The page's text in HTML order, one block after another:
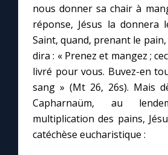
nous donner sa chair à
réponse, Jésus la donnera
Saint, quand, prenant le
dira : « Prenez et mangez ;
livré pour vous. Buvez-en
sang » (Mt 26, 26s). Mais
Capharnaüm, au
multiplication des pains,
catéchèse eucharistique :